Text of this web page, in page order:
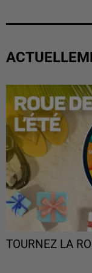
TOURNEZ LA